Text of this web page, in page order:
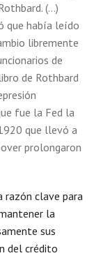
(…)
que había leído
libremente
de
de Rothbard
fue la Fed la
que llevó a
prolongaron
razón clave para
la
sus
del crédito